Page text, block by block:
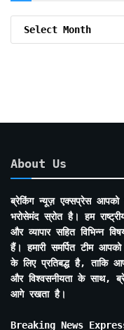
About Us
ब्रेकिंग न्यूज़ एक्सप्रेस
भरोसेमंद स्रोत है। हम
और व्यापार सहित विभिन्न
हैं। हमारी समर्पित टीम
के लिए प्रतिबद्ध है, ताकि
और विश्वसनीयता के साथ,
आगे रखता है।
Breaking News